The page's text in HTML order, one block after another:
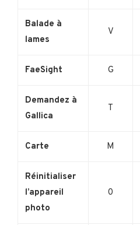
Balade à
lames
V
FaeSight G
Demandez à
Gallica
T
Carte M
Réinitialiser
l’appareil
photo
0